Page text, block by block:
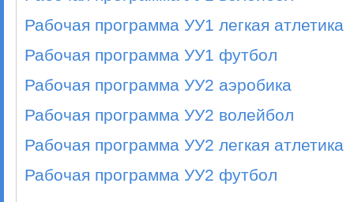
Рабочая программа УУ1 легкая атлетика
Рабочая программа УУ1 футбол
Рабочая программа УУ2 аэробика
Рабочая программа УУ2 волейбол
Рабочая программа УУ2 легкая атлетика
Рабочая программа УУ2 футбол